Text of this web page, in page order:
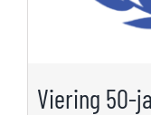
Viering 50-